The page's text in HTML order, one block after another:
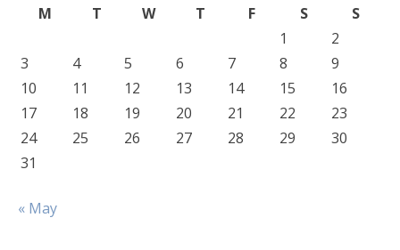
M
T W T F S
S
1
2
3
4 5 6 7 8
9
10
11 12 13 14 15
16
17
18 19 20 21 22
23
24
25 26 27 28 29
30
31
« May